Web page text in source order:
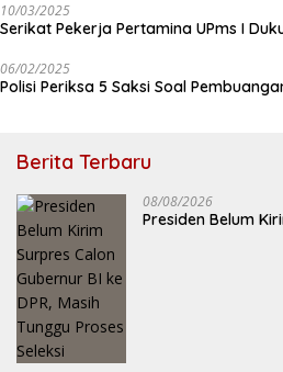
10/03/2025
Serikat Pekerja Pertamina UPms I
06/02/2025
Polisi Periksa 5 Saksi Soal
Berita Terbaru
08/08/2026
Presiden Belum